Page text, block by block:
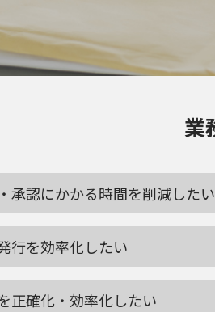
業
承認にかかる時間を削減したい
行を効率化したい
正確化・効率化したい